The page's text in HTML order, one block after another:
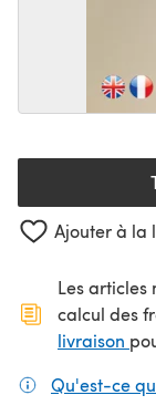
Ajouter à la
Les articles
calcul des
livraison
Qu'est-ce